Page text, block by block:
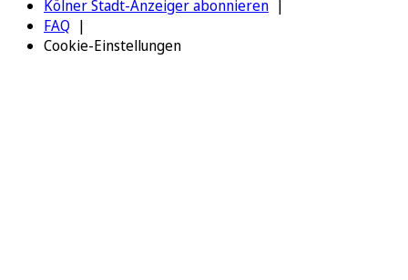
Kölner Stadt-Anzeiger abonnieren
FAQ
Cookie-Einstellungen